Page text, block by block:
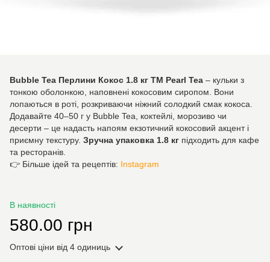
Bubble Tea Перлини Кокос 1.8 кг TM Pearl Tea – кульки з
тонкою оболонкою, наповнені кокосовим сиропом. Вони
лопаються в роті, розкриваючи ніжний солодкий смак кокоса.
Додавайте 40–50 г у Bubble Tea, коктейлі, морозиво чи
десерти – це надасть напоям екзотичний кокосовий акцент і
приємну текстуру. Зручна упаковка 1.8 кг підходить для кафе
та ресторанів.
👉 Більше ідей та рецептів: Instagram
В наявності
580.00 грн
Оптові ціни від 4 одиниць